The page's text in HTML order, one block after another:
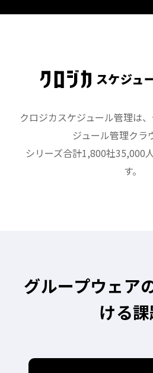
スケジュ
クロジカスケジュール管理は
ジュール管理クラ
シリーズ合計1,800社35,000
す。
グループウェア
ける